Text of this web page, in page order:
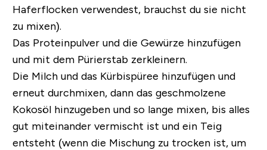
Haferflocken verwendest, brauchst du sie nicht
zu mixen).
Das Proteinpulver und die Gewürze hinzufügen
und mit dem Pürierstab zerkleinern.
Die Milch und das Kürbispüree hinzufügen und
erneut durchmixen, dann das geschmolzene
Kokosöl hinzugeben und so lange mixen, bis alles
gut miteinander vermischt ist und ein Teig
entsteht (wenn die Mischung zu trocken ist, um